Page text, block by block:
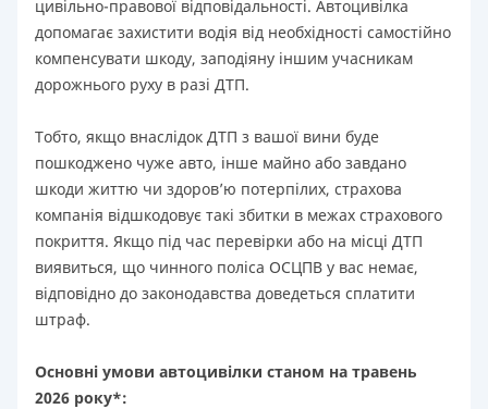
цивільно-правової відповідальності. Автоцивілка
допомагає захистити водія від необхідності самостійно
компенсувати шкоду, заподіяну іншим учасникам
дорожнього руху в разі ДТП.
Тобто, якщо внаслідок ДТП з вашої вини буде
пошкоджено чуже авто, інше майно або завдано
шкоди життю чи здоров’ю потерпілих, страхова
компанія відшкодовує такі збитки в межах страхового
покриття. Якщо під час перевірки або на місці ДТП
виявиться, що чинного поліса ОСЦПВ у вас немає,
відповідно до законодавства доведеться сплатити
штраф.
Основні умови автоцивілки станом на травень
2026 року*: